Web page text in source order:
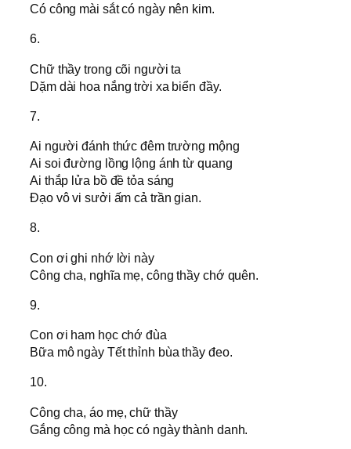
Có công mài sắt có ngày nên kim.
6.
Chữ thầy trong cõi người ta
Dặm dài hoa nắng trời xa biển đầy.
7.
Ai người đánh thức đêm trường mộng
Ai soi đường lồng lộng ánh từ quang
Ai thắp lửa bồ đề tỏa sáng
Đạo vô vi sưởi ấm cả trần gian.
8.
Con ơi ghi nhớ lời này
Công cha, nghĩa mẹ, công thầy chớ quên.
9.
Con ơi ham học chớ đùa
Bữa mô ngày Tết thỉnh bùa thầy đeo.
10.
Công cha, áo mẹ, chữ thầy
Gắng công mà học có ngày thành danh.